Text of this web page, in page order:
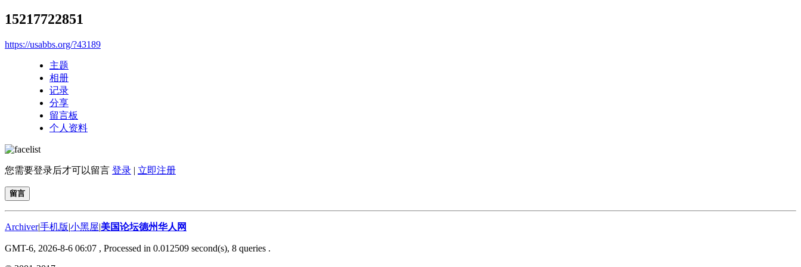
15217722851
https://usabbs.org/?43189
主题
相册
记录
分享
留言板
个人资料
您需要登录后才可以留言 登录 | 立即注册
留言
Archiver|手机版|小黑屋|美国论坛德州华人网
GMT-6, 2026-8-6 06:07 , Processed in 0.012509 second(s), 8 queries .